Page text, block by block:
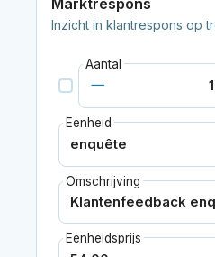
Inzicht in klantrespons op
Aantal
Eenheid
Omschrijving
Eenheidsprijs